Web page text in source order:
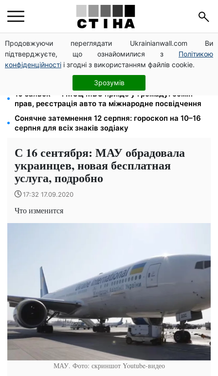
Продовжуючи переглядати Ukrainianwall.com Ви
підтверджуєте, що ознайомилися з Політикою
конфіденційності і згодні з використанням файлів cookie.
Зрозумів
До +37°C на півдні та грози з градом у 9 областях:
прогноз погоди на вихідні від Птухи
120 000 грн на авто: компенсацію для ветеранів
хочуть поширити на III групу інвалідності
10 заявок — і МСЦ МВС приїде у громаду: обмін
прав, реєстрація авто та міжнародне посвідчення
Сонячне затемнення 12 серпня: гороскоп на 10–16
серпня для всіх знаків зодіаку
С 16 сентября: МАУ обрадовала
украинцев, новая бесплатная
услуга, подробно
17:32 17.09.2020
Что изменится
МАУ. Фото: скриншот Youtube-видео